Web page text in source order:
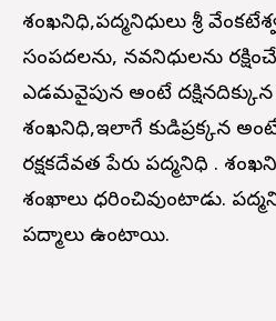
శంఖనిధి,పద్మనిధులు శ్రీ
సంపదలను, నవనిధులను
ఎడమవైపున అంటే దక్షినదిక్కున
శంఖనిధి,ఇలాగే కుడిప్రక్కన
రక్షకదేవత పేరు పద్మనిధి .
శంఖాలు ధరించివుంటాడు.
పద్మాలు ఉంటాయి.